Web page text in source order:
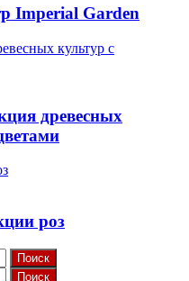
Imperial Garden
культур с
древесных
роз